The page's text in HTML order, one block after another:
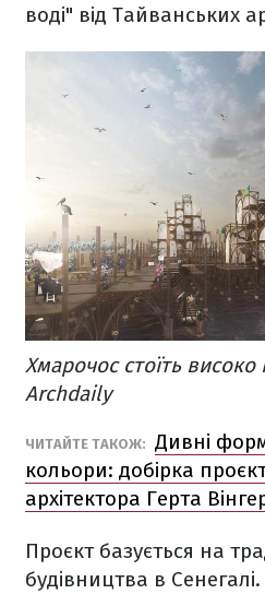
воді" від Тайванських
Хмарочос стоїть
Archdaily
ЧИТАЙТЕ ТАКОЖ: Дивні
кольори: добірка
архітектора Герта
Проєкт базується на
будівництва в